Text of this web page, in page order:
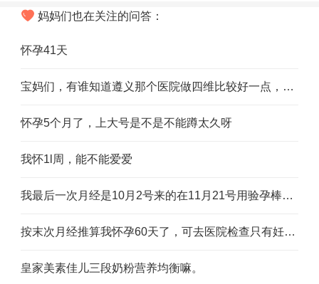
妈妈们也在关注的问答：
怀孕41天
宝妈们，有谁知道遵义那个医院做四维比较好一点，我不知道怎么预约和电话，有知道，告诉我一下，非常感谢
怀孕5个月了，上大号是不是不能蹲太久呀
我怀1l周，能不能爱爱
我最后一次月经是10月2号来的在11月21号用验孕棒检测出两条杠，那这怎么算周期呢
按末次月经推算我怀孕60天了，可去医院检查只有妊娠囊没有卵黄囊，孕酮特低，大夫说流产面大。可这一周这个囊居然长了，我还是抱有一丝希望开了补孕酮的药，孩子能保住吗
皇家美素佳儿三段奶粉营养均衡嘛。